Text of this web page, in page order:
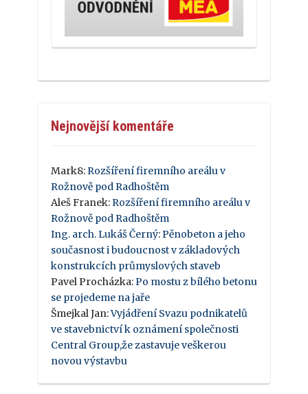
Nejnovější komentáře
Mark8: Rozšíření firemního areálu v
Rožnově pod Radhoštěm
Aleš Franek: Rozšíření firemního areálu v
Rožnově pod Radhoštěm
Ing. arch. Lukáš Černý: Pěnobeton a jeho
současnost i budoucnost v základových
konstrukcích průmyslových staveb
Pavel Procházka: Po mostu z bílého betonu
se projedeme na jaře
Šmejkal Jan:Vyjádření Svazu podnikatelů
ve stavebnictví k oznámení společnosti
Central Group,že zastavuje veškerou
novou výstavbu